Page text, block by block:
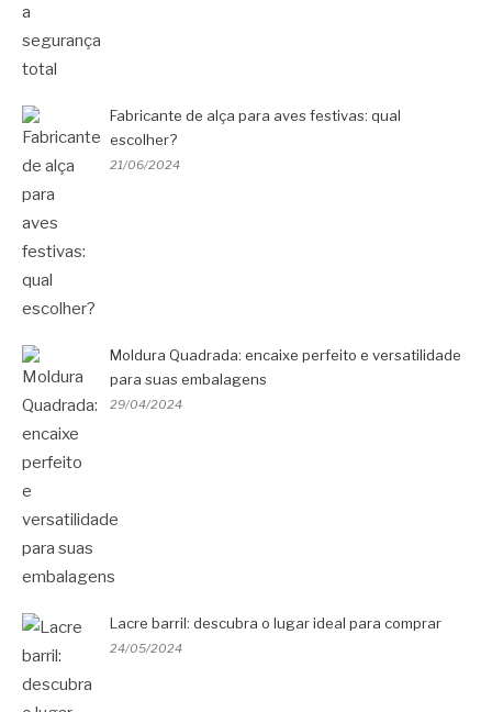
Fabricante de alça para aves festivas: qual
escolher?
21/06/2024
Moldura Quadrada: encaixe perfeito e versatilidade
para suas embalagens
29/04/2024
Lacre barril: descubra o lugar ideal para comprar
24/05/2024